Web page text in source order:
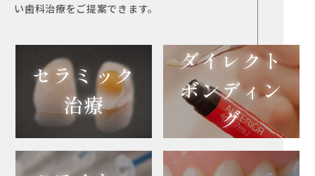
い歯科治療をご提案できます。
セラミック
治療
ダイレクト
ボンディン
グ